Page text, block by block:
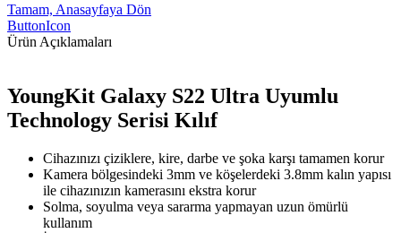
Tamam, Anasayfaya Dön
ButtonIcon
Ürün Açıklamaları
YoungKit Galaxy S22 Ultra Uyumlu
Technology Serisi Kılıf
Cihazınızı çiziklere, kire, darbe ve şoka karşı tamamen korur
Kamera bölgesindeki 3mm ve köşelerdeki 3.8mm kalın yapısı
ile cihazınızın kamerasını ekstra korur
Solma, soyulma veya sararma yapmayan uzun ömürlü
kullanım